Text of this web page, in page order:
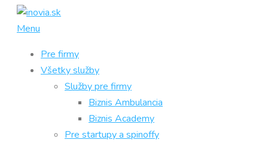
Prejsť
Menu
Pre firmy
Všetky služby
Služby pre firmy
Biznis Ambulancia
Biznis Academy
Pre startupy a spinoffy